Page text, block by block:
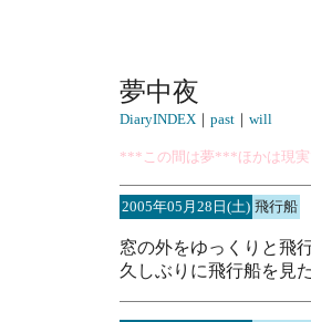
夢中夜
DiaryINDEX｜ past｜ will
***この間は夢***ほかは現実
2005年05月28日(土) 飛行船
窓の外をゆっくりと飛
久しぶりに飛行船を見た